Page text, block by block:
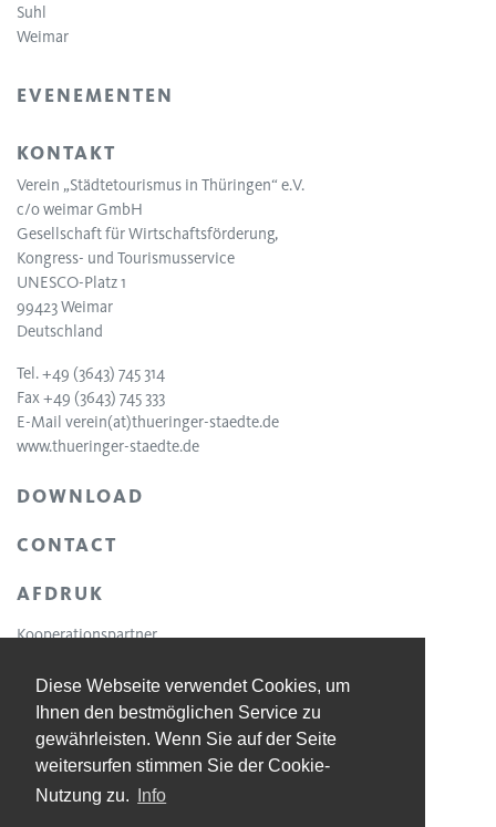
Diese Webseite verwendet Cookies, um
Ihnen den bestmöglichen Service zu
gewährleisten. Wenn Sie auf der Seite
weitersurfen stimmen Sie der Cookie-
Nutzung zu.
Info
Suhl
Weimar
EVENEMENTEN
KONTAKT
Verein „Städtetourismus in Thüringen“ e.V.
c/o weimar GmbH
Gesellschaft für Wirtschaftsförderung,
Kongress- und Tourismusservice
UNESCO-Platz 1
99423 Weimar
Deutschland
Tel. +49 (3643) 745 314
Fax +49 (3643) 745 333
E-Mail verein(at)thueringer-staedte.de
www.thueringer-staedte.de
DOWNLOAD
CONTACT
AFDRUK
Kooperationspartner